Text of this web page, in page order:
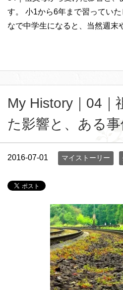
す。 小1から6年まで習ってい
なで中学生になると、当然週末
My History｜04｜
た影響と、ある事
2016-07-01 マイストーリー